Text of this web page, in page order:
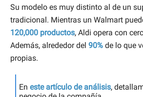
Su modelo es muy distinto al de un
tradicional. Mientras un Walmart
120,000 productos, Aldi opera con
Además, alrededor del 90% de lo que
propias.
En este artículo de análisis,